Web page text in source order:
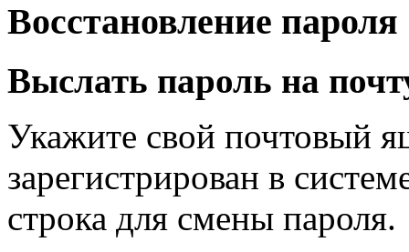
Восстановление пароля
Выслать пароль на
Укажите свой почтовый
зарегистрирован в
строка для смены пароля.